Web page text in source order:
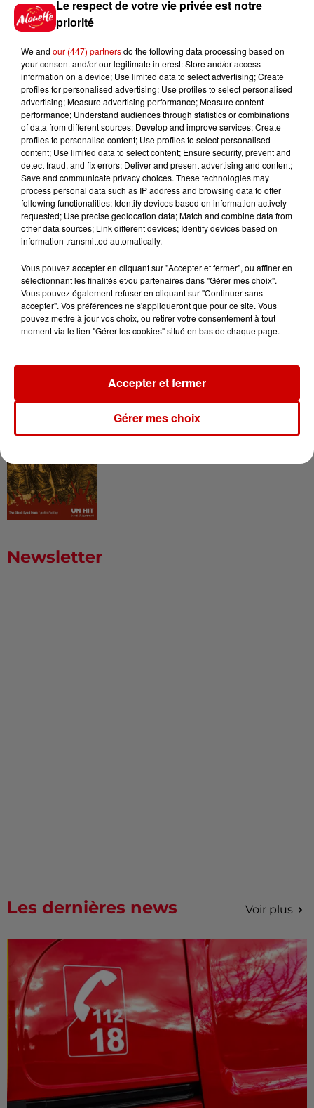
en jet ski !
Podcasts Voir plus
Kelly Massol, figure
emblématique de
l'entrepreneuriat féminin
Aménager un school bus au
Canada et accueillir les bleus à
Boston,...
I Gotta Feeling : comment David
Newsletter
Les dernières news Voir plus
Le respect de votre vie privée est notre
priorité
We and our (447) partnersdo the following data processing based on
your consent and/or our legitimate interest: Store and/or access
information on a device; Use limited data to select advertising; Create
profiles for personalised advertising; Use profiles to select personalised
advertising; Measure advertising performance; Measure content
performance; Understand audiences through statistics or combinations
of data from different sources; Develop and improve services; Create
profiles to personalise content; Use profiles to select personalised
content; Use limited data to select content; Ensure security, prevent and
detect fraud, and fix errors; Deliver and present advertising and content;
Save and communicate privacy choices. These technologies may
process personal data such as IP address and browsing data to offer
following functionalities: Identify devices based on information actively
requested; Use precise geolocation data; Match and combine data from
other data sources; Link different devices; Identify devices based on
information transmitted automatically.
Vous pouvez accepter en cliquant sur "Accepter et fermer", ou affiner en
sélectionnant les finalités et/ou partenaires dans "Gérer mes choix".
Vous pouvez également refuser en cliquant sur "Continuer sans
accepter". Vos préférences ne s'appliqueront que pour ce site. Vous
pouvez mettre à jour vos choix, ou retirer votre consentement à tout
moment via le lien "Gérer les cookies" situé en bas de chaque page.
Gérer mes choix
Accepter et fermer